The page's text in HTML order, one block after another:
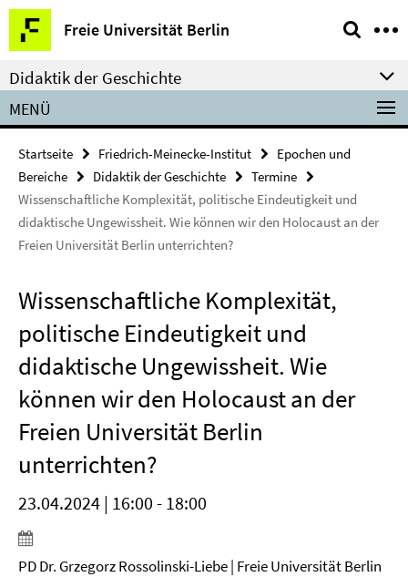
Springe
direkt
zu
Inhalt
Freie Universität Berlin
Service-
Navigation
Didaktik der Geschichte
MENÜ
Startseite Friedrich-Meinecke-Institut
Epochen und
Bereiche
Didaktik der Geschichte
Termine
Wissenschaftliche Komplexität, politische Eindeutigkeit und
didaktische Ungewissheit. Wie können wir den Holocaust an der
Freien Universität Berlin unterrichten?
Wissenschaftliche Komplexität,
politische Eindeutigkeit und
didaktische Ungewissheit. Wie
können wir den Holocaust an der
Freien Universität Berlin
unterrichten?
23.04.2024 | 16:00 - 18:00
PD Dr. Grzegorz Rossolinski-Liebe | Freie Universität Berlin